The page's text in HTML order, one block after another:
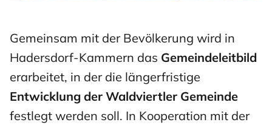
Gemeinsam mit der Bevölkerung wird in
Hadersdorf-Kammern das Gemeindeleitbild
erarbeitet, in der die längerfristige
Entwicklung der Waldviertler Gemeinde
festlegt werden soll. In Kooperation mit der